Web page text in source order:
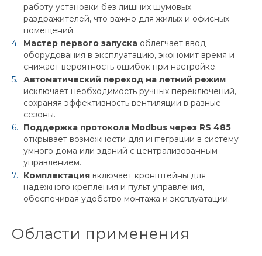
работу установки без лишних шумовых
раздражителей, что важно для жилых и офисных
помещений.
Мастер первого запуска облегчает ввод
оборудования в эксплуатацию, экономит время и
снижает вероятность ошибок при настройке.
Автоматический переход на летний режим
исключает необходимость ручных переключений,
сохраняя эффективность вентиляции в разные
сезоны.
Поддержка протокола Modbus через RS 485
открывает возможности для интеграции в систему
умного дома или зданий с централизованным
управлением.
Комплектация включает кронштейны для
надежного крепления и пульт управления,
обеспечивая удобство монтажа и эксплуатации.
Области применения